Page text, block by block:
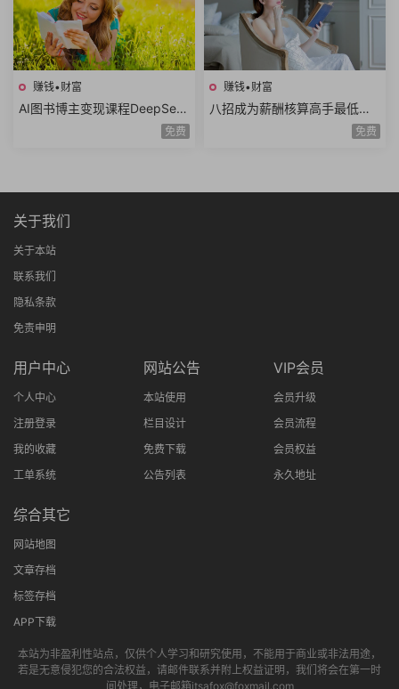
赚钱•财富
AI图书博主变现课程DeepSee
k生成原创图片爆款内容文案图
免费
赚钱•财富
八招成为薪酬核算高手最低工
资个人所得税经济补偿金绩效
薪资考勤薪资薪酬管理8课时
免费
关于我们
关于本站
联系我们
隐私条款
免责申明
用户中心
个人中心
注册登录
我的收藏
工单系统
网站公告
本站使用
栏目设计
免费下载
公告列表
VIP会员
会员升级
会员流程
会员权益
永久地址
综合其它
网站地图
文章存档
标签存档
APP下载
本站为非盈利性站点，仅供个人学习和研究使用，不能用于商业或非法用途，
若是无意侵犯您的合法权益，请邮件联系并附上权益证明，我们将会在第一时
间处理，电子邮箱itsafox@foxmail.com